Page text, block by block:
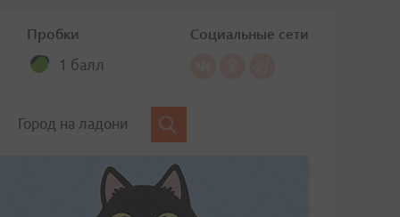
Пробки
1 балл
Социальные сети
Город на ладони